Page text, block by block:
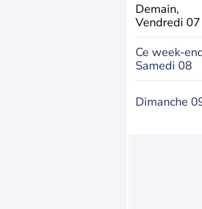
Demain,
Vendredi 07
Ce week-
Samedi 08
Dimanche